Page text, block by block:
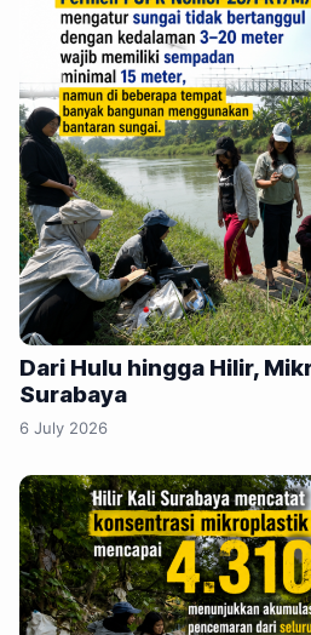
Dari Hulu hingga Hilir,
Surabaya
6 July 2026